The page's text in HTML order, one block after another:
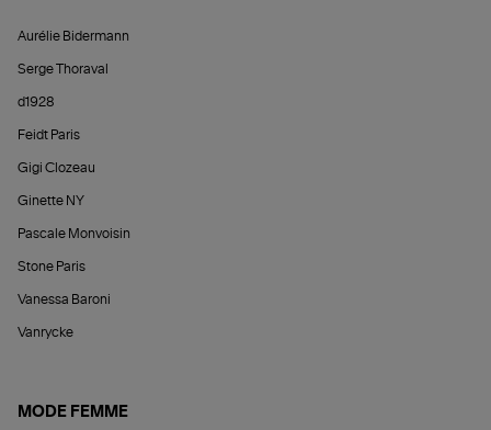
Aurélie Bidermann
Serge Thoraval
d1928
Feidt Paris
Gigi Clozeau
Ginette NY
Pascale Monvoisin
Stone Paris
Vanessa Baroni
Vanrycke
MODE FEMME